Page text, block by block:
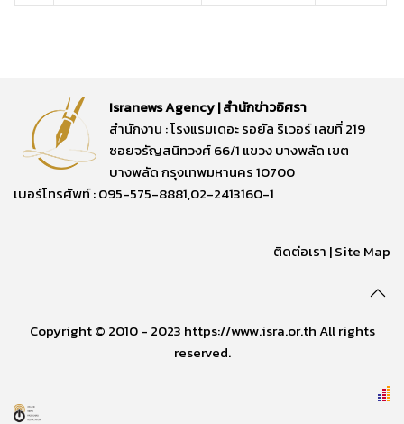
Isranews Agency | สำนักข่าวอิศรา
สำนักงาน : โรงแรมเดอะ รอยัล ริเวอร์ เลขที่ 219
ซอยจรัญสนิทวงศ์ 66/1 แขวง บางพลัด เขต
บางพลัด กรุงเทพมหานคร 10700
เบอร์โทรศัพท์ : 095-575-8881,02-2413160-1
ติดต่อเรา |Site Map
Copyright © 2010 - 2023 https://www.isra.or.th All rights
reserved.